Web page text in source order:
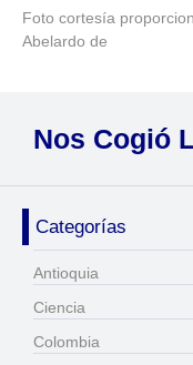
Foto cortesía
Abelardo de
Nos Cogió
Categorías
Antioquia
Ciencia
Colombia